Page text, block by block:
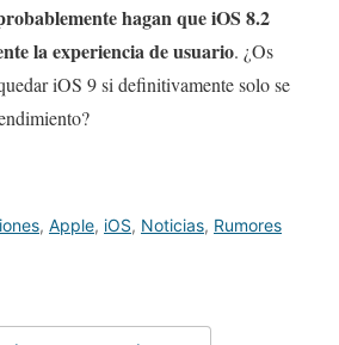
hagan que iOS 8.2
la experiencia de usuario. ¿Os
iOS 9 si definitivamente solo se
, Apple, iOS, Noticias, Rumores